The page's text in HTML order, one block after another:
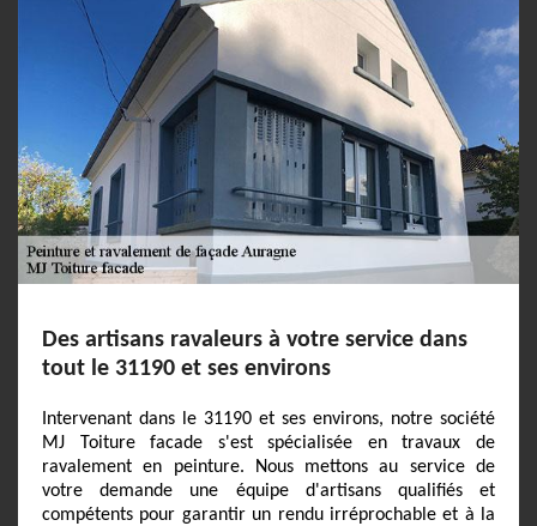
Des artisans ravaleurs à votre service dans
tout le 31190 et ses environs
Intervenant dans le 31190 et ses environs, notre société
MJ Toiture facade s'est spécialisée en travaux de
ravalement en peinture. Nous mettons au service de
votre demande une équipe d'artisans qualifiés et
compétents pour garantir un rendu irréprochable et à la